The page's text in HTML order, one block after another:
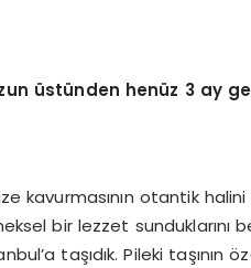
üstünden henüz 3 ay
kavurmasının otantik
bir lezzet sunduklarını
taşıdık. Pileki taşının